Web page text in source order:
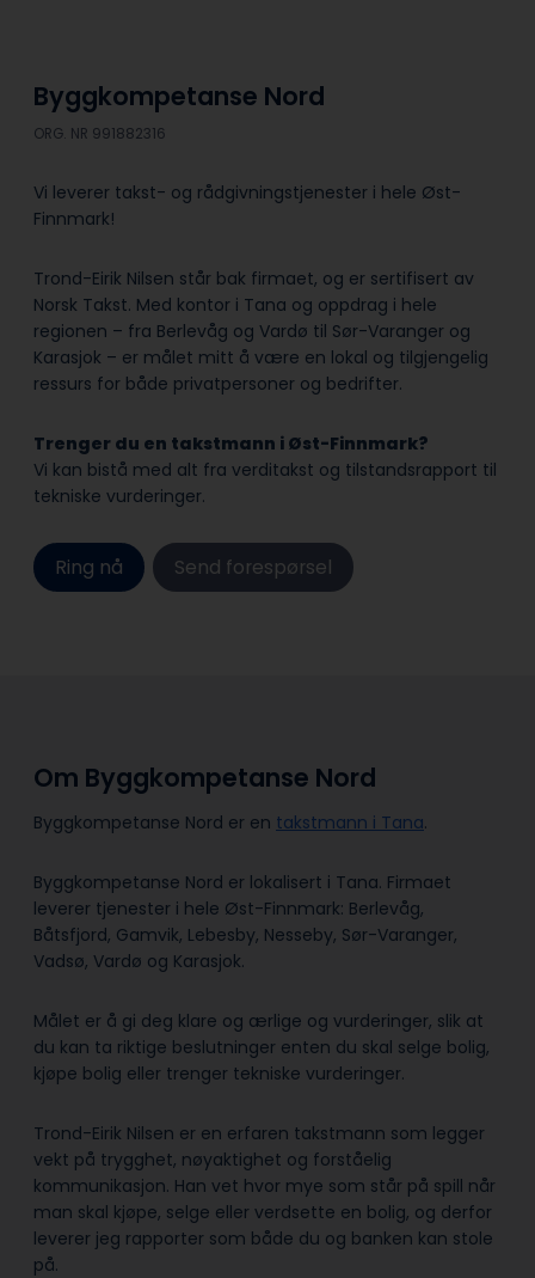
Byggkompetanse Nord
ORG. NR 991882316
Vi leverer takst- og rådgivningstjenester i hele Øst-
Finnmark!
Trond-Eirik Nilsen står bak firmaet, og er sertifisert av
Norsk Takst. Med kontor i Tana og oppdrag i hele
regionen – fra Berlevåg og Vardø til Sør-Varanger og
Karasjok – er målet mitt å være en lokal og tilgjengelig
ressurs for både privatpersoner og bedrifter.
Trenger du en takstmann i Øst-Finnmark?
Vi kan bistå med alt fra verditakst og tilstandsrapport til
tekniske vurderinger.
Ring nå Send forespørsel
Om Byggkompetanse Nord
Byggkompetanse Nord er en takstmann i Tana.
Byggkompetanse Nord er lokalisert i Tana. Firmaet
leverer tjenester i hele Øst-Finnmark: Berlevåg,
Båtsfjord, Gamvik, Lebesby, Nesseby, Sør-Varanger,
Vadsø, Vardø og Karasjok.
Målet er å gi deg klare og ærlige og vurderinger, slik at
du kan ta riktige beslutninger enten du skal selge bolig,
kjøpe bolig eller trenger tekniske vurderinger.
Trond-Eirik Nilsen er en erfaren takstmann som legger
vekt på trygghet, nøyaktighet og forståelig
kommunikasjon. Han vet hvor mye som står på spill når
man skal kjøpe, selge eller verdsette en bolig, og derfor
leverer jeg rapporter som både du og banken kan stole
på.